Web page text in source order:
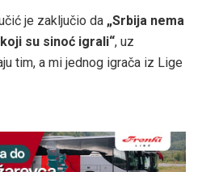
je zaključio da „Srbija nema
su sinoć igrali“, uz
tim, a mi jednog igrača iz Lige